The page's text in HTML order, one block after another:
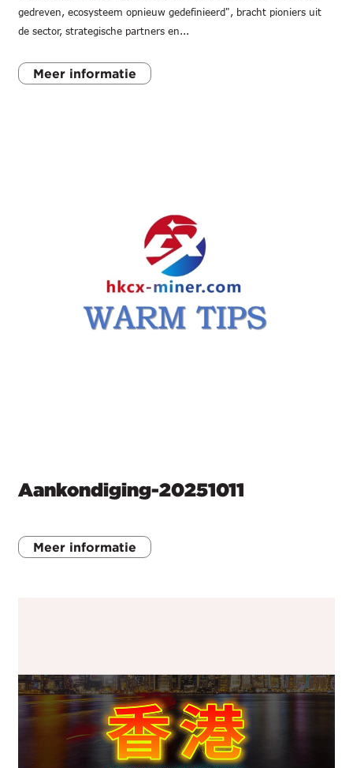
gedreven, ecosysteem opnieuw gedefinieerd", bracht pioniers uit
de sector, strategische partners en...
Meer informatie
Aankondiging-20251011
Meer informatie